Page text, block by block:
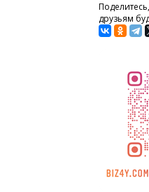
друзьям